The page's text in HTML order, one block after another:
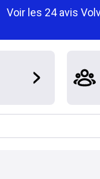
Voir les 24avis